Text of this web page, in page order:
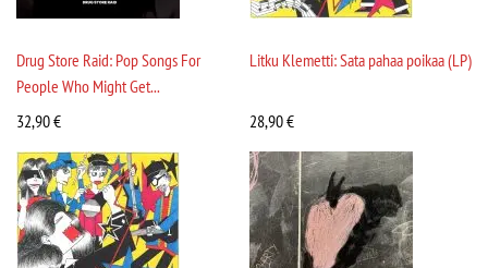
Drug Store Raid: Pop Songs For
People Who Might Get...
32,90€
Litku Klemetti: Sata pahaa poikaa (LP)
28,90€